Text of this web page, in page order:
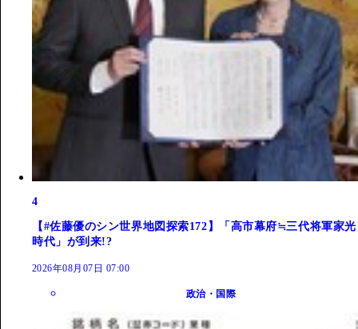
4
【#佐藤優のシン世界地図探索172】「高市幕府≒三代将軍家光
時代」が到来!?
2026年08月07日 07:00
政治・国際